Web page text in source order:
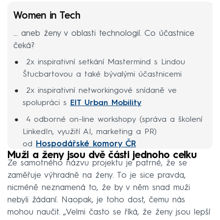
Women in Tech
... aneb ženy v oblasti technologií. Co účastnice
čeká?
2x inspirativní setkání Mastermind s Lindou
Štucbartovou a také bývalými účastnicemi
2x inspirativní networkingové snídaně ve
spolupráci s EIT Urban Mobility
4 odborné on-line workshopy (správa a školení
LinkedIn, využití AI, marketing a PR)
od
Hospodářské komory ČR
Účast na velké prezentační
akciHospodářské komory ČR pod záštitou
předsedy vlády ČR v červnu 2024
1x online setkání s významnou osobností
českého byznysu
Muži a ženy jsou dvě části jednoho celku
Ze samotného názvu projektu je patrné, že se
zaměřuje výhradně na ženy. To je sice pravda,
nicméně neznamená to, že by v něm snad muži
nebyli žádaní. Naopak, je toho dost, čemu nás
mohou naučit. „Velmi často se říká, že ženy jsou lepší